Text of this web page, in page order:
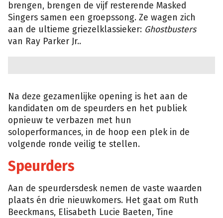
brengen, brengen de vijf resterende Masked
Singers samen een groepssong. Ze wagen zich
aan de ultieme griezelklassieker: Ghostbusters
van Ray Parker Jr..
Na deze gezamenlijke opening is het aan de
kandidaten om de speurders en het publiek
opnieuw te verbazen met hun
soloperformances, in de hoop een plek in de
volgende ronde veilig te stellen.
Speurders
Aan de speurdersdesk nemen de vaste waarden
plaats én drie nieuwkomers. Het gaat om Ruth
Beeckmans, Elisabeth Lucie Baeten, Tine